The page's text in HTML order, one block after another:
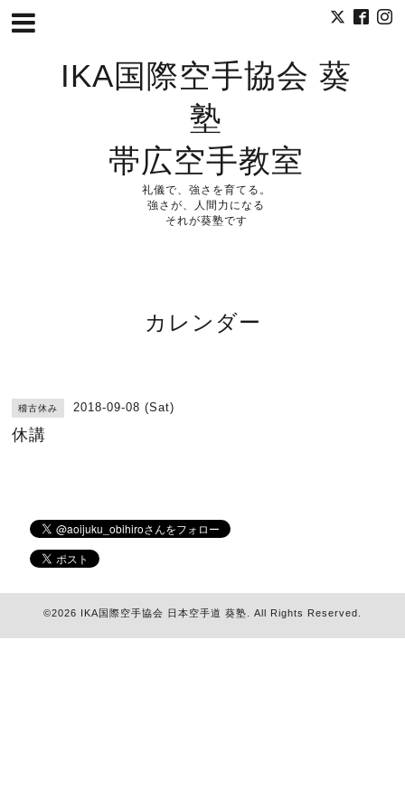
IKA国際空手協会 葵
塾
帯広空手教室
礼儀で、強さを育てる。
強さが、人間力になる
それが葵塾です
カレンダー
稽古休み 2018-09-08 (Sat)
休講
©2026 IKA国際空手協会 日本空手道 葵塾 . All Rights Reserved.